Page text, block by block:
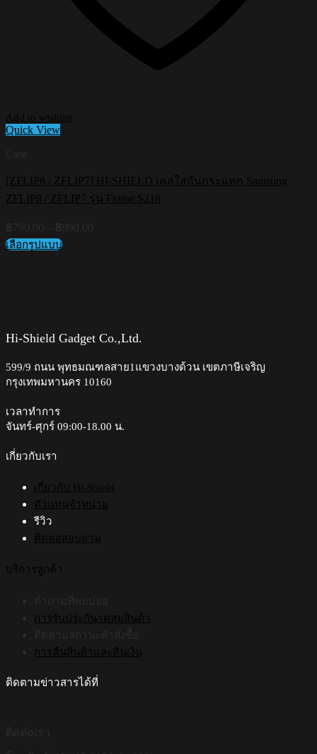
Add to wishlist
Quick View
[ZFLIP8 / ZFLIP7] HI-SHIELD เคสใสกันกระแทก Samsung
ZFLIP8 / ZFLIP7 รุ่น Frame S218
เลือกรูปแบบ
options
chosen
on
product
page
Hi-Shield Gadget Co.,Ltd.
599/9 ถนน พุทธมณฑลสาย1แขวงบางด้วน เขตภาษีเจริญ
กรุงเทพมหานคร 10160
เวลาทำการ
จันทร์-ศุกร์ 09:00-18.00 น.​
เกี่ยวกับเรา
เกี่ยวกับ Hi-Shield
ตัวแทนจำหน่าย
รีวิว
ติดต่อสอบถาม
บริการลูกค้า
การรับประกัน/เคลมสินค้า
การคืนสินค้าและคืนเงิน
ติดตามข่าวสารได้ที่